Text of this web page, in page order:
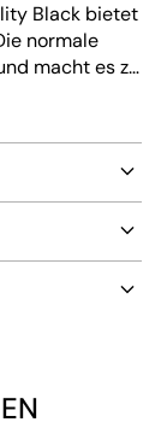
Black bietet
normale
macht es zu
schlichte
und